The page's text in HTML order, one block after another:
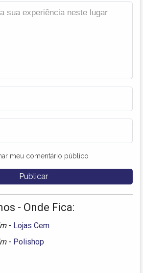
meu comentário público
- Onde Fica:
- Lojas Cem
- Polishop